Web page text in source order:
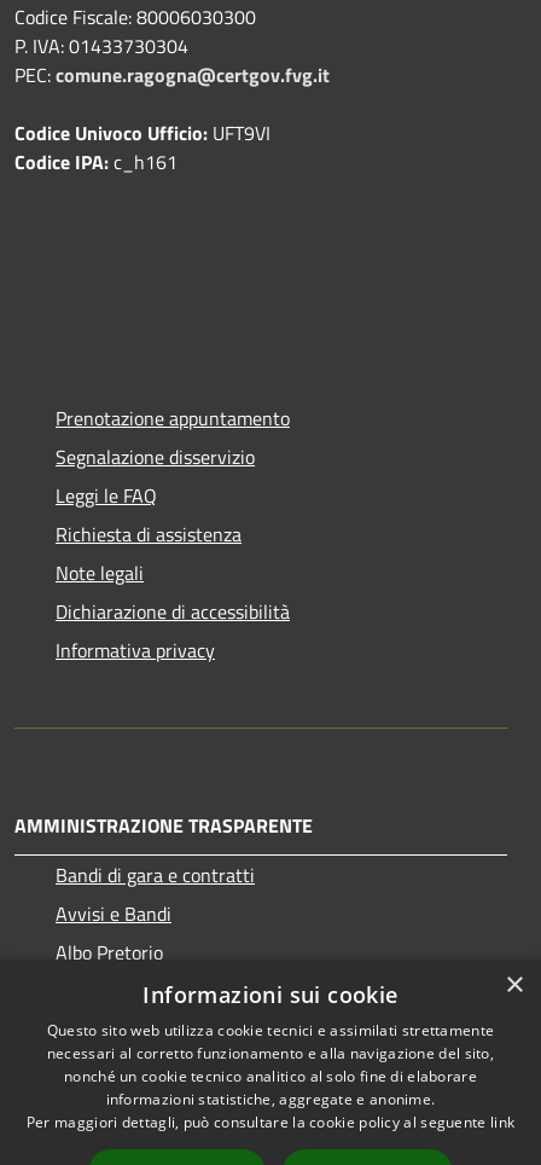
Codice Fiscale: 80006030300
P. IVA: 01433730304
PEC:comune.ragogna@certgov.fvg.it
Codice Univoco Ufficio: UFT9VI
Codice IPA:c_h161
Prenotazione appuntamento
Segnalazione disservizio
Leggi le FAQ
Richiesta di assistenza
Note legali
Dichiarazione di accessibilità
Informativa privacy
AMMINISTRAZIONE TRASPARENTE
Bandi di gara e contratti
Avvisi e Bandi
Albo Pretorio
Accessibilità
Privacy
Copyright © 2026 • Comune di
Ragogna • Powered by
Municipium•Accesso
×
Informazioni sui cookie
Questo sito web utilizza cookie tecnici e assimilati strettamente
necessari al corretto funzionamento e alla navigazione del sito,
nonché un cookie tecnico analitico al solo fine di elaborare
informazioni statistiche, aggregate e anonime.
Per maggiori dettagli, può consultare la cookie policy al seguente link